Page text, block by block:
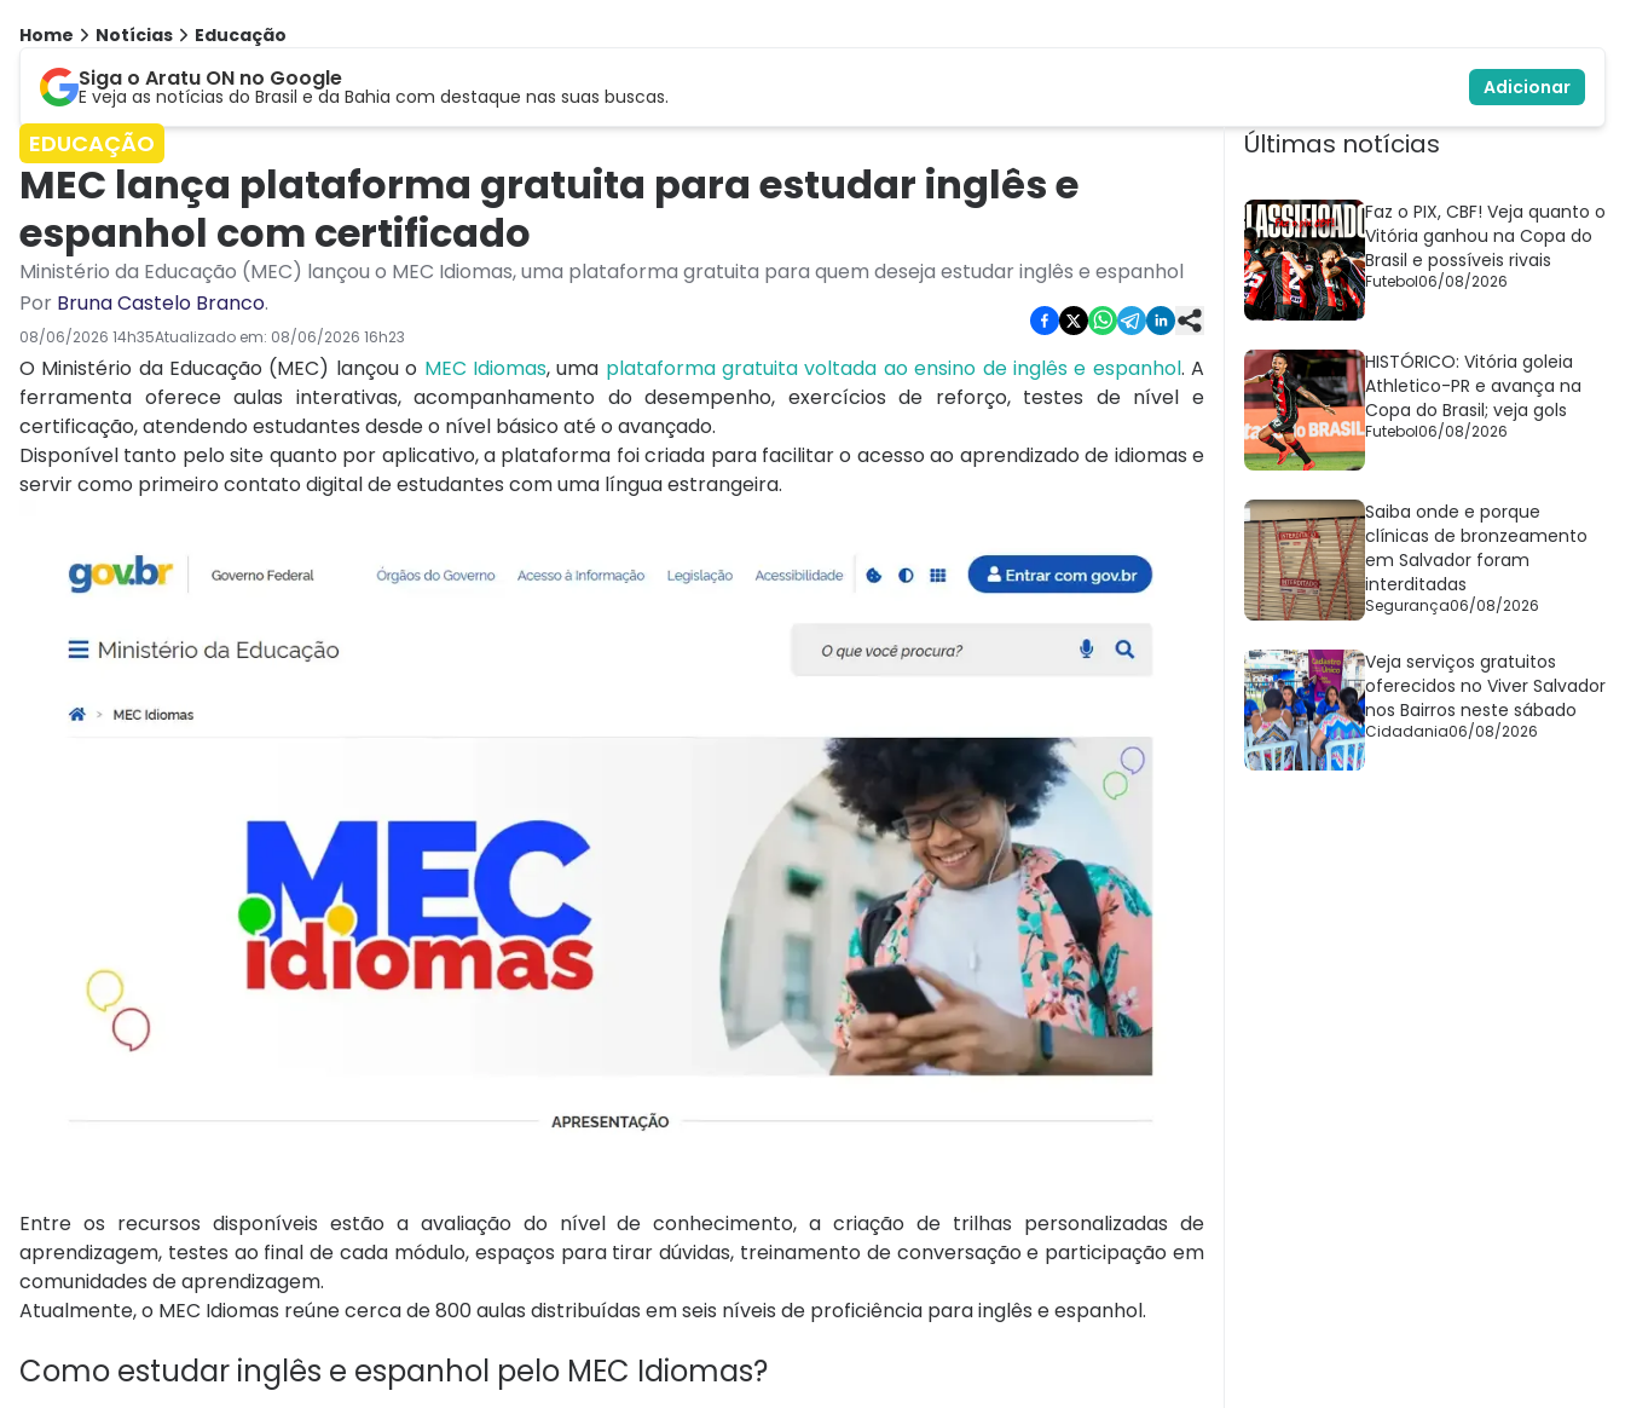
Home Notícias Educação
Siga o Aratu ON no Google
E veja as notícias do Brasil e da Bahia com destaque nas suas buscas. Adicionar
EDUCAÇÃO
MEC lança plataforma gratuita para estudar inglês e
espanhol com certificado
Ministério da Educação (MEC) lançou o MEC Idiomas, uma plataforma gratuita para quem deseja estudar inglês e espanhol
Por Bruna Castelo Branco.
08/06/2026 14h35Atualizado em: 08/06/2026 16h23
O Ministério da Educação (MEC) lançou o MEC Idiomas, uma plataforma gratuita voltada ao ensino de inglês e espanhol. A
ferramenta oferece aulas interativas, acompanhamento do desempenho, exercícios de reforço, testes de nível e
certificação, atendendo estudantes desde o nível básico até o avançado.
Disponível tanto pelo site quanto por aplicativo, a plataforma foi criada para facilitar o acesso ao aprendizado de idiomas e
servir como primeiro contato digital de estudantes com uma língua estrangeira.
Entre os recursos disponíveis estão a avaliação do nível de conhecimento, a criação de trilhas personalizadas de
aprendizagem, testes ao final de cada módulo, espaços para tirar dúvidas, treinamento de conversação e participação em
comunidades de aprendizagem.
Atualmente, o MEC Idiomas reúne cerca de 800 aulas distribuídas em seis níveis de proficiência para inglês e espanhol.
Como estudar inglês e espanhol pelo MEC Idiomas?
Últimas notícias
Faz o PIX, CBF! Veja quanto o
Vitória ganhou na Copa do
Brasil e possíveis rivais
Futebol06/08/2026
HISTÓRICO: Vitória goleia
Athletico-PR e avança na
Copa do Brasil; veja gols
Futebol06/08/2026
Saiba onde e porque
clínicas de bronzeamento
em Salvador foram
interditadas
Segurança06/08/2026
Veja serviços gratuitos
oferecidos no Viver Salvador
nos Bairros neste sábado
Cidadania06/08/2026